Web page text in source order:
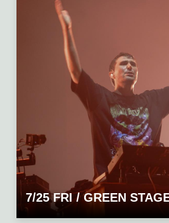
7/25 FRI / GREEN